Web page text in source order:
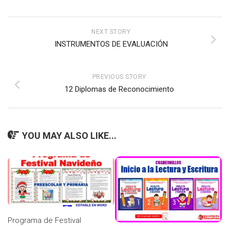
NEXT STORY
INSTRUMENTOS DE EVALUACIÓN
PREVIOUS STORY
12 Diplomas de Reconocimiento
YOU MAY ALSO LIKE...
Programa de Festival